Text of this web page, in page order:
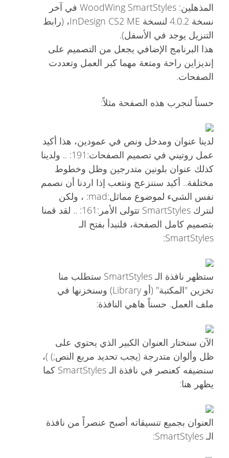
المذهلين: WoodWing SmartStyles في آخر
نسخة 4.0.2 لنسخة InDesign CS2 ME، (رابط
التنزيل يوجد في الأسفل).
هذا البرنامج الإضافي يجعل من التصميم على
إنديزاين راحة ومتعة مهما كبر العمل وتعددت
الصفحات.
حسناً لنجرب هذه الصفحة مثلاً:
لدينا عنوان ومدخل ونص في عمودين، هذا أكيد
عمل روتيني في تصميم الصفحات:191: .. ولدينا
كذلك عنوان بلونين متدرجين وظل وخطوط
مختلفة.. أكيد سننزعج ونتعب إذا اردنا أن نصمم
نفس الشيء لموضوع مماثل:mad: ، ولكن
لنترك SmartStyles تتولى الأمر:161: .. لقد قمنا
بتصميم كامل الصفحة، فلنبدأ بفتح الـ
SmartStyles:
ستظهر نافذة الـ SmartStyles ستطلب منا
تخزين "المكتبة" (أو Library) وسنخزنها في
ملف العمل. حسناً هاهي النافذة:
الآن سنختار العنوان الكبير الذي يحتوي على
ظل وألوان متدرجة (يجب تحديد مربع النص;) )،
سنضيفه كعنصر في نافذة الـ SmartStyles كما
يظهر هنا:
العنوان بجميع تنسيقاته أصبح عنصراً من نافذة
الـ SmartStyles: